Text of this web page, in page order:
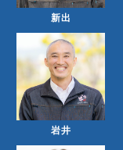
新出
岩井